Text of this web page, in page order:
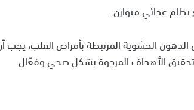
غذائي متوازن.
الدهون الحشوية المرتبطة بأمراض القلب، يجب
تحقيق الأهداف المرجوة بشكل صحي وفعّال.